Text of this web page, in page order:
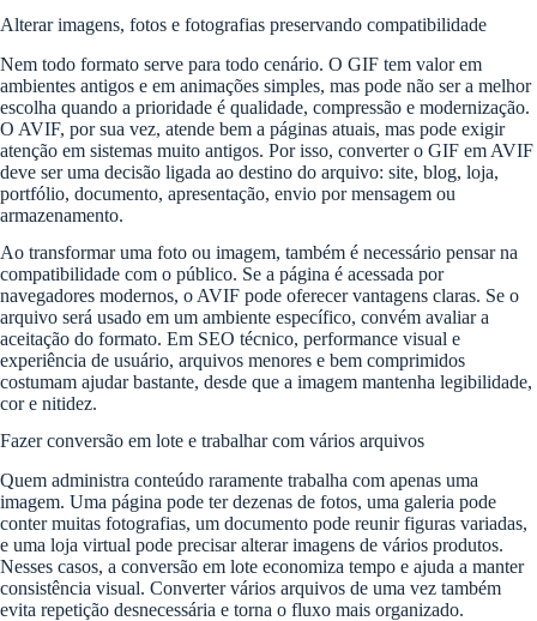
Alterar imagens, fotos e fotografias preservando compatibilidade
Nem todo formato serve para todo cenário. O GIF tem valor em
ambientes antigos e em animações simples, mas pode não ser a melhor
escolha quando a prioridade é qualidade, compressão e modernização.
O AVIF, por sua vez, atende bem a páginas atuais, mas pode exigir
atenção em sistemas muito antigos. Por isso, converter o GIF em AVIF
deve ser uma decisão ligada ao destino do arquivo: site, blog, loja,
portfólio, documento, apresentação, envio por mensagem ou
armazenamento.
Ao transformar uma foto ou imagem, também é necessário pensar na
compatibilidade com o público. Se a página é acessada por
navegadores modernos, o AVIF pode oferecer vantagens claras. Se o
arquivo será usado em um ambiente específico, convém avaliar a
aceitação do formato. Em SEO técnico, performance visual e
experiência de usuário, arquivos menores e bem comprimidos
costumam ajudar bastante, desde que a imagem mantenha legibilidade,
cor e nitidez.
Fazer conversão em lote e trabalhar com vários arquivos
Quem administra conteúdo raramente trabalha com apenas uma
imagem. Uma página pode ter dezenas de fotos, uma galeria pode
conter muitas fotografias, um documento pode reunir figuras variadas,
e uma loja virtual pode precisar alterar imagens de vários produtos.
Nesses casos, a conversão em lote economiza tempo e ajuda a manter
consistência visual. Converter vários arquivos de uma vez também
evita repetição desnecessária e torna o fluxo mais organizado.